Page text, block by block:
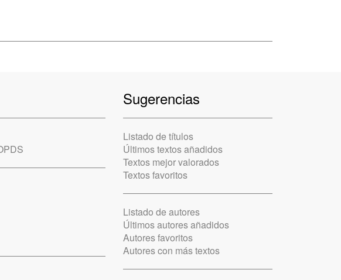
Sugerencias
Listado de títulos
Últimos textos añadidos
Textos mejor valorados
Textos favoritos
Listado de autores
Últimos autores añadidos
Autores favoritos
Autores con más textos